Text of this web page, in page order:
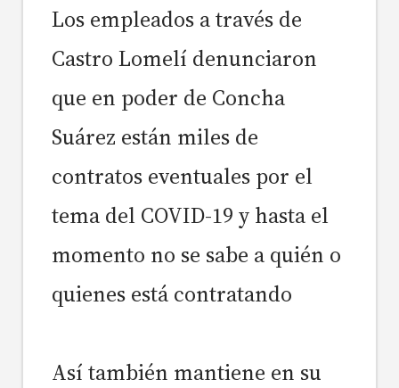
Los empleados a través de
Castro Lomelí denunciaron
que en poder de Concha
Suárez están miles de
contratos eventuales por el
tema del COVID-19 y hasta el
momento no se sabe a quién o
quienes está contratando
Así también mantiene en su